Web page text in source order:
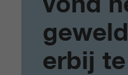
erbij te